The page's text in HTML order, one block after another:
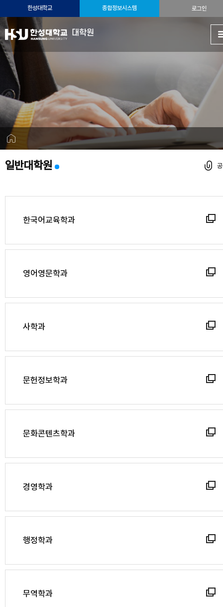
한성대학교 종합정보시스템 로그인
대학원
일반대학원
한국어교육학과
영어영문학과
사학과
문헌정보학과
문화콘텐츠학과
경영학과
행정학과
무역학과